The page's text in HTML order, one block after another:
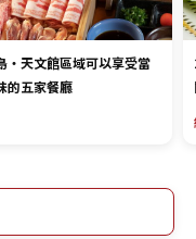
・天文館區域可以享受當
的五家餐廳